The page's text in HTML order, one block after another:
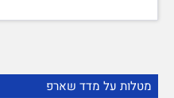
מטלות על מדד שארפ